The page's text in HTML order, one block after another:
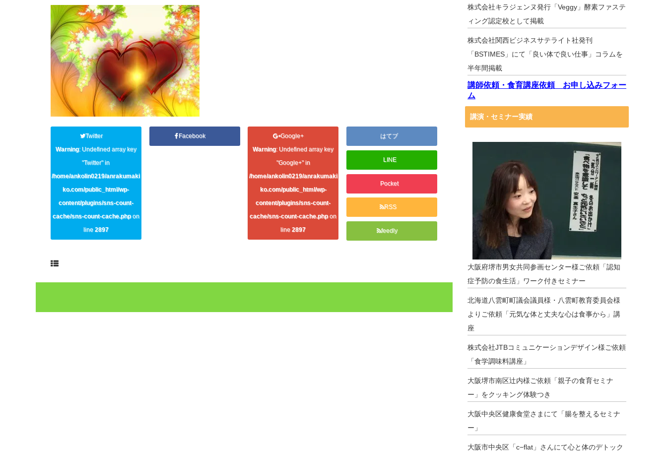
Twitter
Warning: Undefined array key
"Twitter" in
/home/ankolin0219/anrakumaki
ko.com/public_html/wp-
content/plugins/sns-count-
cache/sns-count-cache.phpon
line 2897
Facebook
Google+
Warning: Undefined array key
"Google+" in
/home/ankolin0219/anrakumaki
ko.com/public_html/wp-
content/plugins/sns-count-
cache/sns-count-cache.phpon
line2897
はてブ
LINE
Pocket
RSS
feedly
株式会社キラジェンヌ発行「Veggy」酵素ファステ
ィング認定校として掲載
株式会社関西ビジネスサテライト社発刊
「BSTIMES」にて「良い体で良い仕事」コラムを
半年間掲載
講師依頼・食育講座依頼 お申し込みフォー
ム
講演・セミナー実績
大阪府堺市男女共同参画センター様ご依頼「認知
症予防の食生活」ワーク付きセミナー
北海道八雲町町議会議員様・八雲町教育委員会様
よりご依頼「元気な体と丈夫な心は食事から」講
座
株式会社JTBコミュニケーションデザイン様ご依頼
「食学調味料講座」
大阪堺市南区辻内様ご依頼「親子の食育セミナ
ー」をクッキング体験つき
大阪中央区健康食堂さまにて「腸を整えるセミナ
ー」
大阪市中央区「c−flat」さんにて心と体のデトック